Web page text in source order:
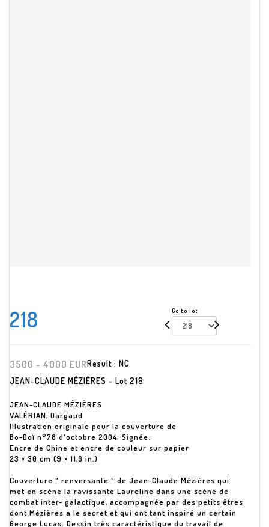
218 Go to lot
3500 - 4000 EURResult : NC
JEAN-CLAUDE MÉZIÈRES - Lot 218
JEAN-CLAUDE MÉZIÈRES
VALÉRIAN, Dargaud
Illustration originale pour la couverture de
Bo-Doï n°78 d'octobre 2004. Signée.
Encre de Chine et encre de couleur sur papier
23 × 30 cm (9 × 11,8 in.)
Couverture " renversante " de Jean-Claude Mézières qui
met en scène la ravissante Laureline dans une scène de
combat inter- galactique, accompagnée par des petits êtres
dont Mézières a le secret et qui ont tant inspiré un certain
George Lucas. Dessin très caractéristique du travail de